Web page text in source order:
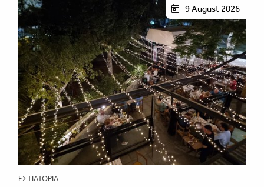
9 August 2026
ΕΣΤΙΑΤΌΡΙΑ